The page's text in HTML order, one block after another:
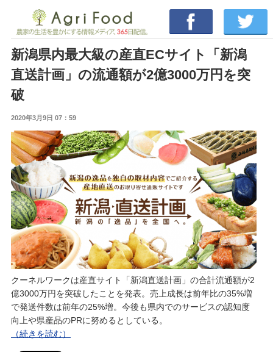
新潟県内最大級の産直ECサイト「新潟
直送計画」の流通額が2億3000万円を突
破
2020年3月9日 07：59
クーネルワークは産直サイト「新潟直送計画」の合計流通額が2
億3000万円を突破したことを発表。売上成長は前年比の35%増
で発送件数は前年の25%増。今後も県内でのサービスの認知度
向上や県産品のPRに努めるとしている。
（続きを読む）